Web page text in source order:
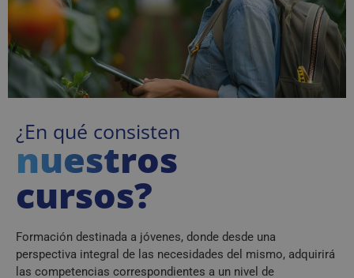
¿En qué consisten
nuestros
cursos?
Formación destinada a jóvenes, donde desde una
perspectiva integral de las necesidades del mismo, adquirirá
las competencias correspondientes a un nivel de